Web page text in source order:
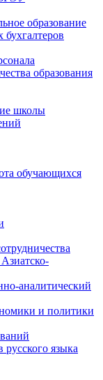
образование
образования
школы
обучающихся
аналитический
и политики
языка